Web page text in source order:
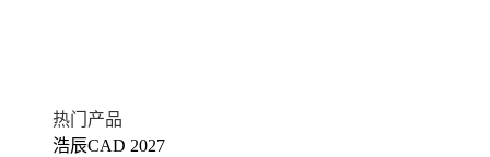
热门产品
浩辰CAD 2027